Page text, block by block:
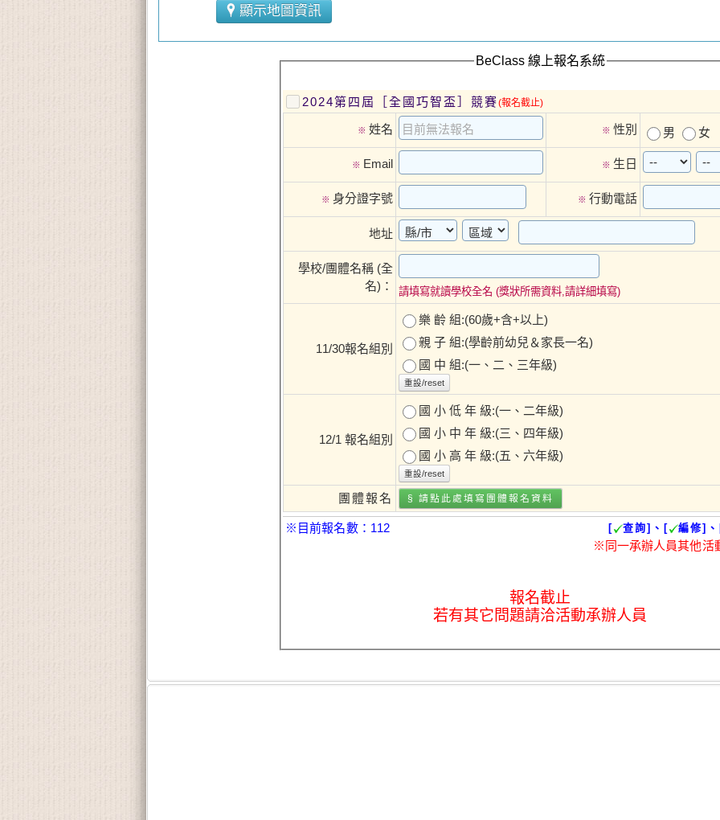
顯示地圖資訊
BeClass 線上報名系統
2024第四屆［全國巧智盃］競賽(報名截止)
※ 姓名 ※ 性別 男 女
※ Email ※ 生日
※ 身分證字號 ※ 行動電話
地址
學校/團體名稱 (全
名)：
請填寫就讀學校全名 (獎狀所需資料,請詳細填寫)
11/30報名組別
樂 齡 組:(60歲+含+以上)
親 子 組:(學齡前幼兒＆家長一名)
國 中 組:(一、二、三年級)
重設/reset
12/1 報名組別
國 小 低 年 級:(一、二年級)
國 小 中 年 級:(三、四年級)
國 小 高 年 級:(五、六年級)
重設/reset
團體報名 § 請點此處填寫 團體報名 資料
※目前報名數：112 [ 查詢]、[ 編修]
※同一承辦人員其他活
報名截止
若有其它問題請洽活動承辦人員